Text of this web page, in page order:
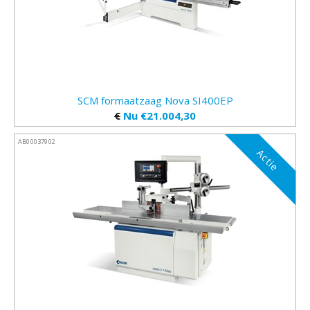
SCM formaatzaag Nova SI400EP
€ Nu €21.004,30
Actie
AB00037902